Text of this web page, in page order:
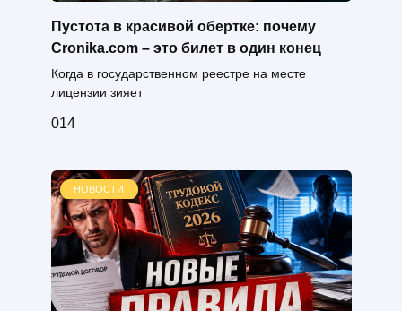
Пустота в красивой обертке: почему
Cronika.com – это билет в один конец
Когда в государственном реестре на месте
лицензии зияет
014
НОВОСТИ